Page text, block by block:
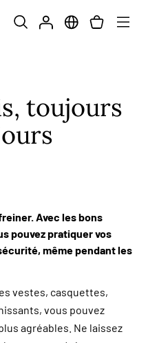
toujours
Avec les bons
pouvez pratiquer vos
même pendant les
vestes, casquettes,
vous pouvez
agréables. Ne laissez